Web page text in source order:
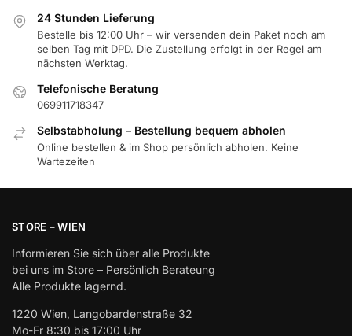
24 Stunden Lieferung
Bestelle bis 12:00 Uhr – wir versenden dein Paket noch am
selben Tag mit DPD. Die Zustellung erfolgt in der Regel am
nächsten Werktag.
Telefonische Beratung
069911718347
Selbstabholung – Bestellung bequem abholen
Online bestellen & im Shop persönlich abholen. Keine
Wartezeiten
STORE – WIEN
Informieren Sie sich über alle Produkte
bei uns im Store – Persönlich Berateung
Alle Produkte lagernd.
1220 Wien, Langobardenstraße 32
Mo-Fr 8:30 bis 17:00 Uhr